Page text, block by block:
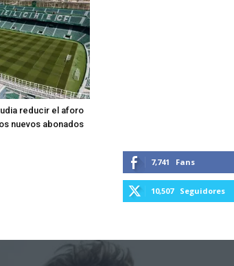
reducir el aforo
nuevos abonados
7,741 Fans
10,507 Seguidores